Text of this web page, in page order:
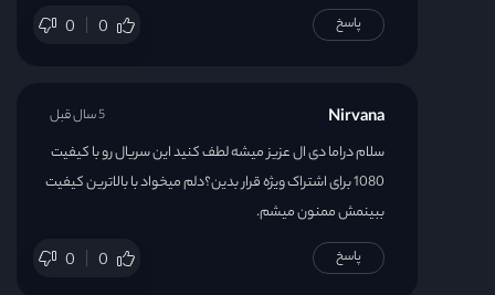
0 0 پاسخ
Nirvana
سلام دراما دی ال عزیز میشه لطف کنید این سریال رو با کیفیت
1080 برای اشتراک ویژه قرار بدین؟دلم میخواد با بالاترین کیفیت
ببینمش ممنون میشم.
0 0
5 سال قبل
پاسخ